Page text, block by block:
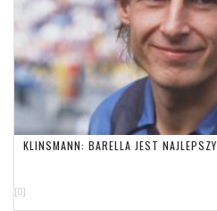
KLINSMANN: BARELLA JEST NAJLEPSZY
[0]